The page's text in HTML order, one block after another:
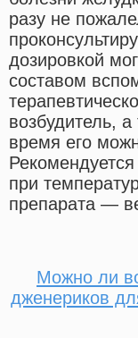
разу не
дозировкой
составом
возбудитель,
время его
при
препарата —
Можно ли
дженериков